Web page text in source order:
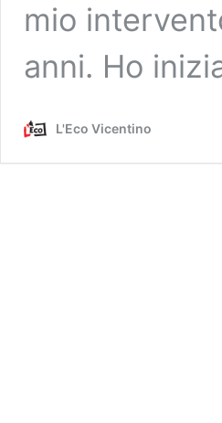
mio
anni. Ho
L'Eco Vicentino